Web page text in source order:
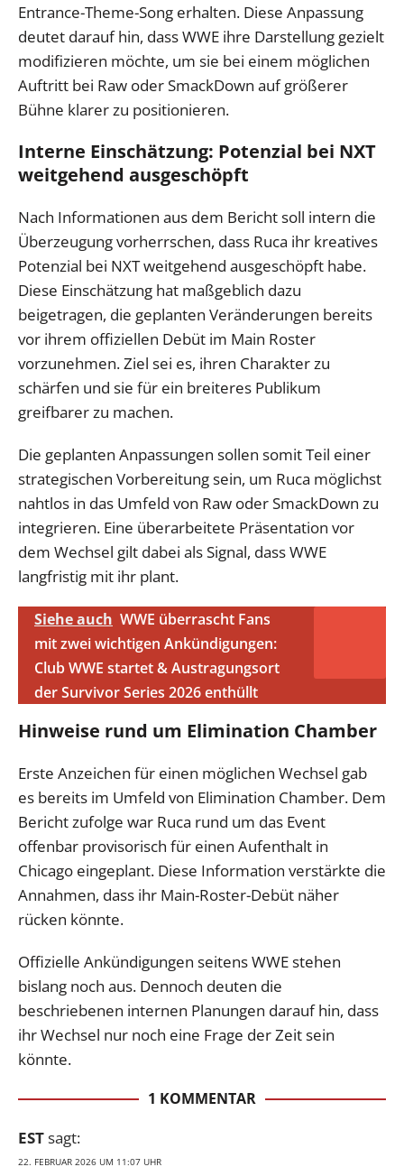
Entrance-Theme-Song erhalten. Diese Anpassung
deutet darauf hin, dass WWE ihre Darstellung gezielt
modifizieren möchte, um sie bei einem möglichen
Auftritt bei Raw oder SmackDown auf größerer
Bühne klarer zu positionieren.
Interne Einschätzung: Potenzial bei NXT
weitgehend ausgeschöpft
Nach Informationen aus dem Bericht soll intern die
Überzeugung vorherrschen, dass Ruca ihr kreatives
Potenzial bei NXT weitgehend ausgeschöpft habe.
Diese Einschätzung hat maßgeblich dazu
beigetragen, die geplanten Veränderungen bereits
vor ihrem offiziellen Debüt im Main Roster
vorzunehmen. Ziel sei es, ihren Charakter zu
schärfen und sie für ein breiteres Publikum
greifbarer zu machen.
Die geplanten Anpassungen sollen somit Teil einer
strategischen Vorbereitung sein, um Ruca möglichst
nahtlos in das Umfeld von Raw oder SmackDown zu
integrieren. Eine überarbeitete Präsentation vor
dem Wechsel gilt dabei als Signal, dass WWE
langfristig mit ihr plant.
Siehe auch WWE überrascht Fans
mit zwei wichtigen Ankündigungen:
Club WWE startet & Austragungsort
der Survivor Series 2026 enthüllt
Hinweise rund um Elimination Chamber
Erste Anzeichen für einen möglichen Wechsel gab
es bereits im Umfeld von Elimination Chamber. Dem
Bericht zufolge war Ruca rund um das Event
offenbar provisorisch für einen Aufenthalt in
Chicago eingeplant. Diese Information verstärkte die
Annahmen, dass ihr Main-Roster-Debüt näher
rücken könnte.
Offizielle Ankündigungen seitens WWE stehen
bislang noch aus. Dennoch deuten die
beschriebenen internen Planungen darauf hin, dass
ihr Wechsel nur noch eine Frage der Zeit sein
könnte.
1 KOMMENTAR
ESTsagt:
22. FEBRUAR 2026 UM 11:07 UHR